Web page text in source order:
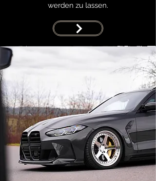
werden zu lassen.